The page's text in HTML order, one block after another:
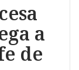
a
de